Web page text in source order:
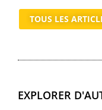
TOUS LES
EXPLORER